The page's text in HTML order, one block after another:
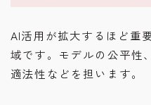
AI活用が拡大するほど重
域です。モデルの公平性
適法性などを担います。